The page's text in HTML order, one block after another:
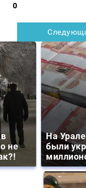
0
не
На
были